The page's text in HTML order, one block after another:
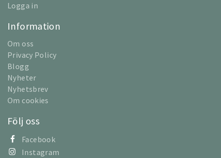
Logga in
Information
Om oss
Privacy Policy
Blogg
Nyheter
Nyhetsbrev
Om cookies
Följ oss
Facebook
Instagram